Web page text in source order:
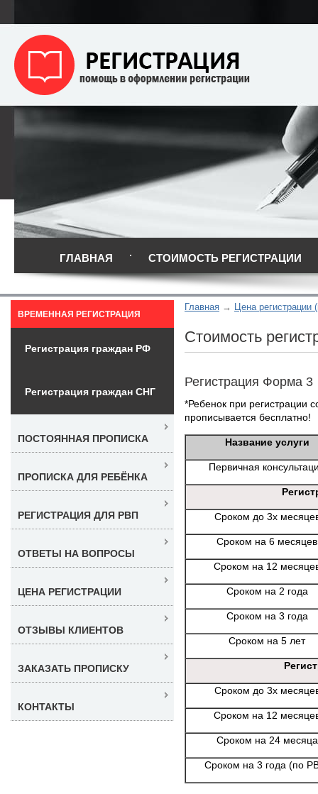
ГЛАВНАЯ СТОИМОСТЬ РЕГИСТРАЦИИ
Главная Цена регистрации
Стоимость
Регистрация Форма 3
*Ребенок при регистрации
прописывается бесплатно!
Название услуги
Первичная
Сроком до 3х
Сроком на 6 месяцев
Сроком на 12
Сроком на 2 года
Сроком на 3 года
Сроком на 5 лет
Сроком до 3х
Сроком на 12
Сроком на 24 месяца
Сроком на 3 года (по
ВРЕМЕННАЯ РЕГИСТРАЦИЯ
Регистрация граждан РФ
Регистрация граждан СНГ
ПОСТОЯННАЯ ПРОПИСКА
ПРОПИСКА ДЛЯ РЕБЁНКА
РЕГИСТРАЦИЯ ДЛЯ РВП
ОТВЕТЫ НА ВОПРОСЫ
ЦЕНА РЕГИСТРАЦИИ
ОТЗЫВЫ КЛИЕНТОВ
ЗАКАЗАТЬ ПРОПИСКУ
КОНТАКТЫ